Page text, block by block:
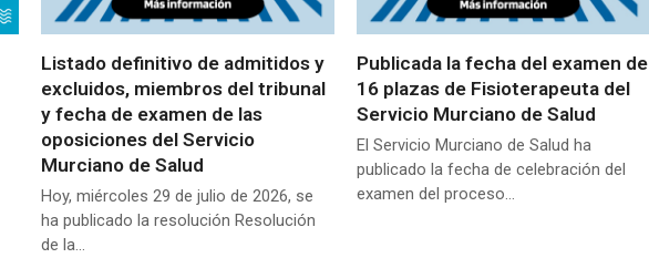
Listado definitivo de admitidos y
excluidos, miembros del tribunal
y fecha de examen de las
oposiciones del Servicio
Murciano de Salud
Hoy, miércoles 29 de julio de 2026, se
ha publicado la resolución Resolución
de la…
Publicada la fecha del examen de
16 plazas de Fisioterapeuta del
Servicio Murciano de Salud
El Servicio Murciano de Salud ha
publicado la fecha de celebración del
examen del proceso…